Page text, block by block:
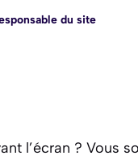
du site
l’écran ? Vous